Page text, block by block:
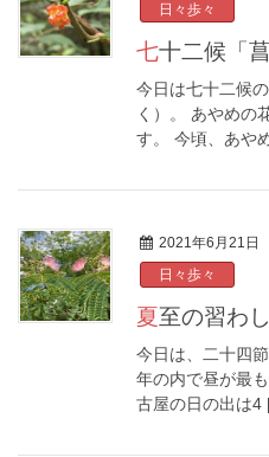
日々歩々
七十二候「
今日は七十二候
く）。 あやめの
す。 今頃、あや
2021年6月21日
日々歩々
夏至の習わし
今日は、二十四
年の内で昼が最
古屋の日の出は